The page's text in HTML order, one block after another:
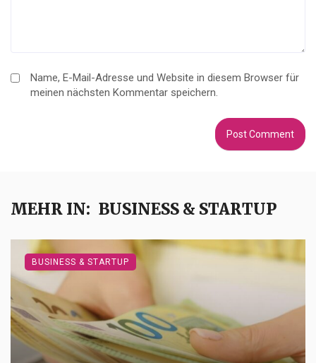
Name, E-Mail-Adresse und Website in diesem Browser für
meinen nächsten Kommentar speichern.
MEHR IN: BUSINESS & STARTUP
BUSINESS & STARTUP